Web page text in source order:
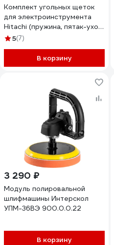
Комплект угольных щеток
для электроинструмента
Hitachi (пружина, пятак-ухо),
6.5x7.5x12 мм, 2 шт COFRA
5(7)
В корзину
3 290 ₽
Модуль полировальной
шлифмашины Интерскол
УПМ-36ВЭ 900.0.0.22
В корзину